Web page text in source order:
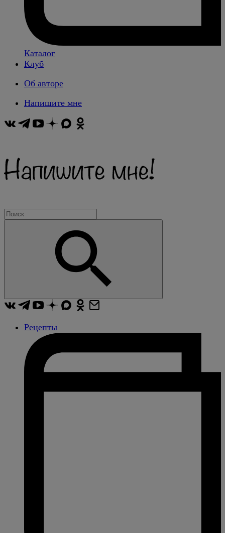
Каталог
Клуб
Об авторе
Напишите мне
Рецепты